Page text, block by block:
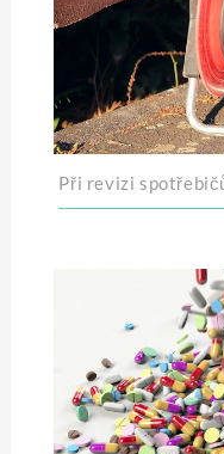
Při revizi